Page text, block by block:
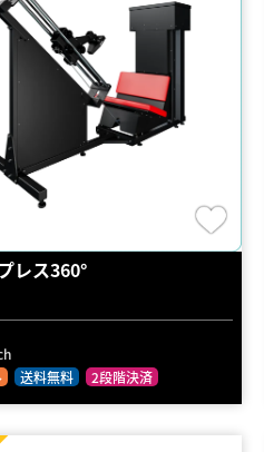
レス360°
送料無料 2段階決済